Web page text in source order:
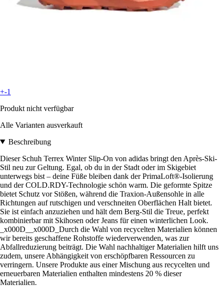
+-1
Produkt nicht verfügbar
Alle Varianten ausverkauft
Beschreibung
Dieser Schuh Terrex Winter Slip-On von adidas bringt den Après-Ski-
Stil neu zur Geltung. Egal, ob du in der Stadt oder im Skigebiet
unterwegs bist – deine Füße bleiben dank der PrimaLoft®-Isolierung
und der COLD.RDY-Technologie schön warm. Die geformte Spitze
bietet Schutz vor Stößen, während die Traxion-Außensohle in alle
Richtungen auf rutschigen und verschneiten Oberflächen Halt bietet.
Sie ist einfach anzuziehen und hält dem Berg-Stil die Treue, perfekt
kombinierbar mit Skihosen oder Jeans für einen winterlichen Look.
_x000D__x000D_Durch die Wahl von recycelten Materialien können
wir bereits geschaffene Rohstoffe wiederverwenden, was zur
Abfallreduzierung beiträgt. Die Wahl nachhaltiger Materialien hilft uns
zudem, unsere Abhängigkeit von erschöpfbaren Ressourcen zu
verringern. Unsere Produkte aus einer Mischung aus recycelten und
erneuerbaren Materialien enthalten mindestens 20 % dieser
Materialien.